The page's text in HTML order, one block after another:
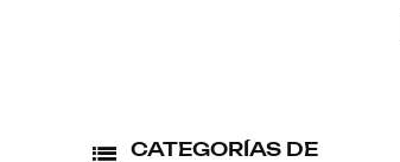
CATEGORÍAS DE